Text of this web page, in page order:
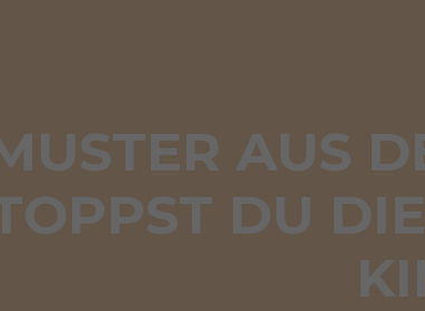
AUS
DU